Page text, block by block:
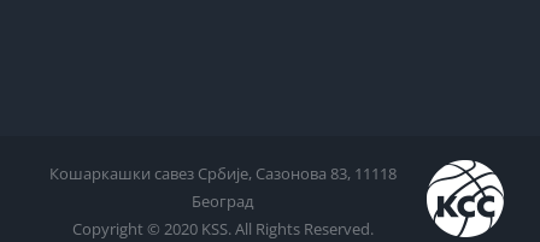
Кошаркашки савез Србије, Сазонова 83, 11118
Београд
Copyright © 2020 KSS. All Rights Reserved.